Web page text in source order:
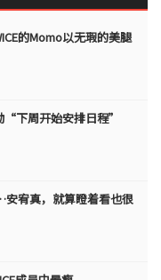
的Momo以无瑕的美腿
“下周开始安排日程”
宥真，就算瞪着看也很